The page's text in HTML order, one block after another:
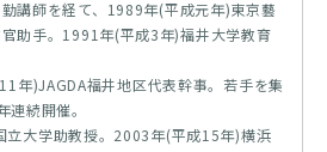
講師を経て、1989年(平成元年)東京藝
助手。1991年(平成3年)福井大学教育
年)JAGDA福井地区代表幹事。若手を集
続開催。
立大学助教授。2003年(平成15年)横浜